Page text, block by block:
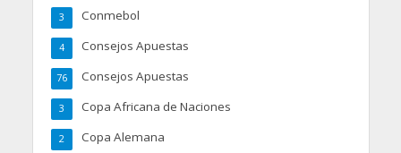
Conmebol
3
Consejos Apuestas
4
Consejos Apuestas
76
Copa Africana de Naciones
3
Copa Alemana
2